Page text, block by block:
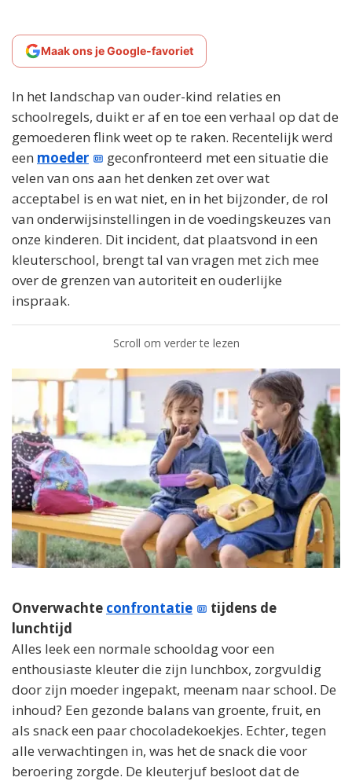
Maak ons je Google-favoriet
In het landschap van ouder-kind relaties en
schoolregels, duikt er af en toe een verhaal op dat de
gemoederen flink weet op te raken. Recentelijk werd
een moeder
geconfronteerd met een situatie die
velen van ons aan het denken zet over wat
acceptabel is en wat niet, en in het bijzonder, de rol
van onderwijsinstellingen in de voedingskeuzes van
onze kinderen. Dit incident, dat plaatsvond in een
kleuterschool, brengt tal van vragen met zich mee
over de grenzen van autoriteit en ouderlijke
inspraak.
Scroll om verder te lezen
Onverwachte confrontatie
tijdens de
lunchtijd
Alles leek een normale schooldag voor een
enthousiaste kleuter die zijn lunchbox, zorgvuldig
door zijn moeder ingepakt, meenam naar school. De
inhoud? Een gezonde balans van groente, fruit, en
als snack een paar chocoladekoekjes. Echter, tegen
alle verwachtingen in, was het de snack die voor
beroering zorgde. De kleuterjuf besloot dat de